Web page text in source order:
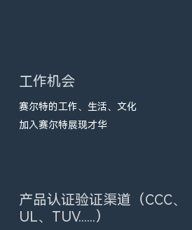
工作机会
赛尔特的工作、生活、文化
加入赛尔特展现才华
产品认证验证渠道（CCC、
UL、TUV......）